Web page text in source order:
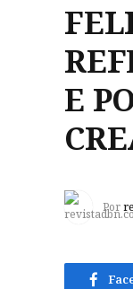
E
Por